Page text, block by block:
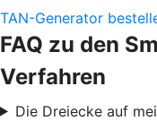
TAN-Generator
FAQ zu den
Verfahren
Die Dreiecke auf